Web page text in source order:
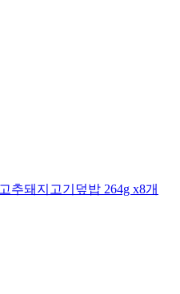
추돼지고기덮밥 264g x8개